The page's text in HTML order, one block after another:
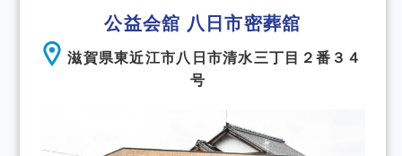
公益会舘 八日市密葬舘
滋賀県東近江市八日市清水三丁目２番３４
号